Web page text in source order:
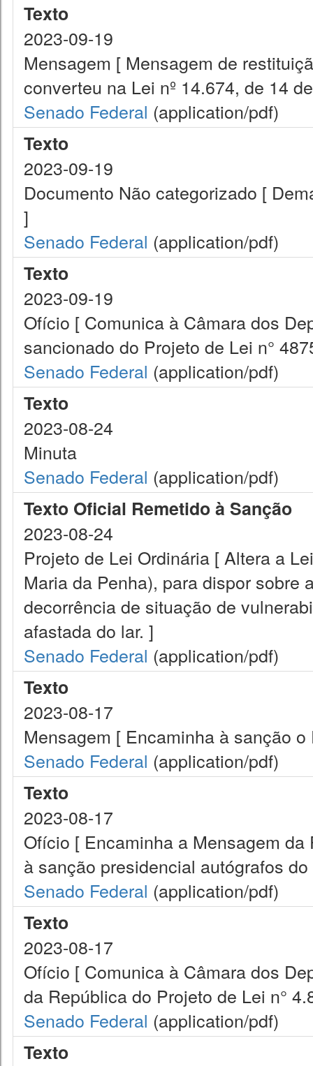
Texto
2023-09-19
Mensagem [ Mensagem de
converteu na Lei nº 14.674, de 14
Senado Federal (application/pdf)
Texto
2023-09-19
Documento Não categorizado [
]
Senado Federal (application/pdf)
Texto
2023-09-19
Ofício [ Comunica à Câmara dos
sancionado do Projeto de Lei n°
Senado Federal (application/pdf)
Texto
2023-08-24
Minuta
Senado Federal (application/pdf)
Texto Oficial Remetido à Sanção
2023-08-24
Projeto de Lei Ordinária [ Altera a
Maria da Penha), para dispor
decorrência de situação de
afastada do lar. ]
Senado Federal (application/pdf)
Texto
2023-08-17
Mensagem [ Encaminha à sanção
Senado Federal (application/pdf)
Texto
2023-08-17
Ofício [ Encaminha a Mensagem
à sanção presidencial autógrafos
Senado Federal (application/pdf)
Texto
2023-08-17
Ofício [ Comunica à Câmara dos
da República do Projeto de Lei n°
Senado Federal (application/pdf)
Texto